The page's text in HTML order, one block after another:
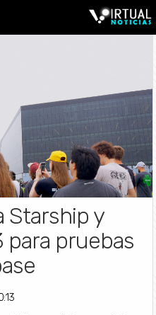
Starship y
para pruebas